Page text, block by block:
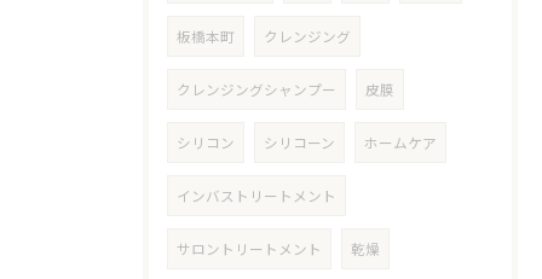
板橋本町 クレンジング
クレンジングシャンプー 皮膜
シリコン シリコーン ホームケア
インバストリートメント
サロントリートメント 乾燥